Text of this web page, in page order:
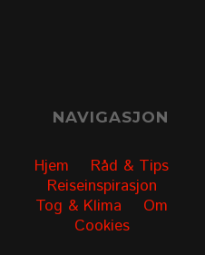
NAVIGASJON
Hjem
Råd & Tips
Reiseinspirasjon
Tog & Klima
Om
Cookies